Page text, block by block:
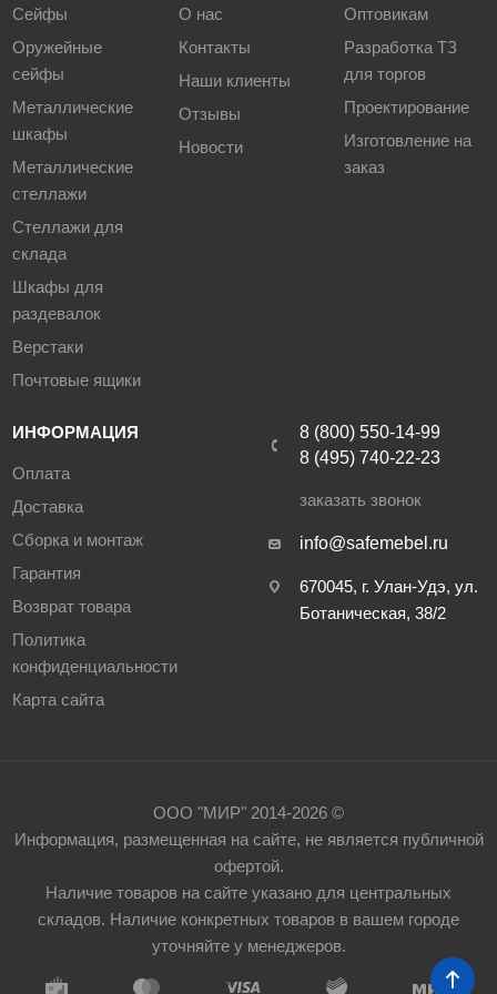
Сейфы
Оружейные
сейфы
Металлические
шкафы
Металлические
стеллажи
Стеллажи для
склада
Шкафы для
раздевалок
Верстаки
Почтовые ящики
О нас
Контакты
Наши клиенты
Отзывы
Новости
Оптовикам
Разработка ТЗ
для торгов
Проектирование
Изготовление на
заказ
ИНФОРМАЦИЯ
Оплата
Доставка
Сборка и монтаж
Гарантия
Возврат товара
Политика
конфиденциальности
Карта сайта
8 (800) 550-14-99
8 (495) 740-22-23
заказать звонок
info@safemebel.ru
670045, г. Улан-Удэ, ул.
Ботаническая, 38/2
ООО "МИР" 2014-2026 ©
Информация, размещенная на сайте, не является публичной
офертой.
Наличие товаров на сайте указано для центральных
складов. Наличие конкретных товаров в вашем городе
уточняйте у менеджеров.